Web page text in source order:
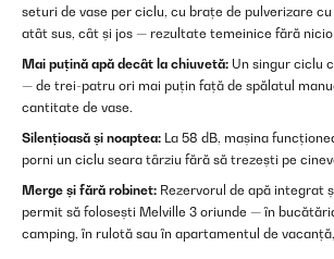
seturi de vase per ciclu, cu brațe de pulverizare
atât sus, cât și jos — rezultate temeinice fără
Mai puțină apă decât la chiuvetă: Un singur ciclu
— de trei-patru ori mai puțin față de spălatul
cantitate de vase.
Silențioasă și noaptea: La 58 dB, mașina
porni un ciclu seara târziu fără să trezești pe
Merge și fără robinet: Rezervorul de apă integrat
permit să folosești Melville 3 oriunde — în
camping, în rulotă sau în apartamentul de